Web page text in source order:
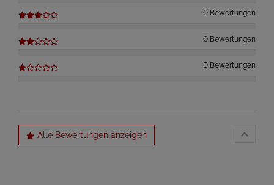
0 Bewertungen
0 Bewertungen
0 Bewertungen
Alle Bewertungen anzeigen